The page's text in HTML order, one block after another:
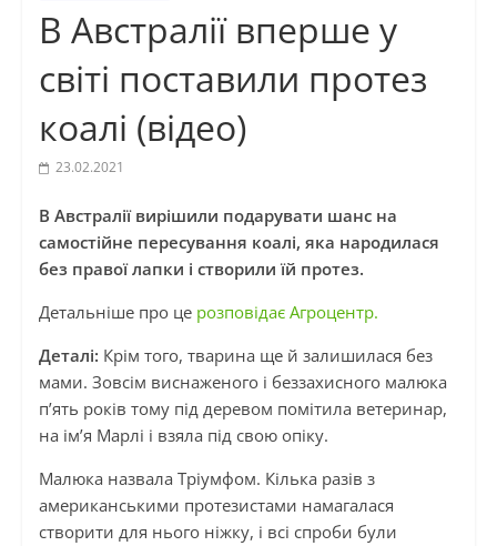
В Австралії вперше у
світі поставили протез
коалі (відео)
23.02.2021
В Австралії вирішили подарувати шанс на
самостійне пересування коалі, яка народилася
без правої лапки і створили їй протез.
Детальніше про це розповідає Агроцентр.
Деталі: Крім того, тварина ще й залишилася без
мами. Зовсім виснаженого і беззахисного малюка
п’ять років тому під деревом помітила ветеринар,
на ім’я Марлі і взяла під свою опіку.
Малюка назвала Тріумфом. Кілька разів з
американськими протезистами намагалася
створити для нього ніжку, і всі спроби були